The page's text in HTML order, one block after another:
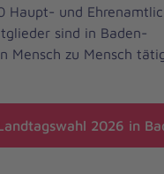
Haupt- und
sind in Baden-
Mensch zu Mensch
2026 in